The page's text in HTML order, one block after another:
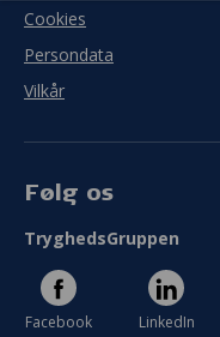
I meget ringe grad
Se hele evaluering
Cookies
Persondata
Vilkår
Følg os
TryghedsGruppen
Facebook LinkedIn